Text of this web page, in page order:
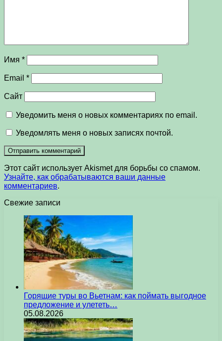
Имя *
Email *
Сайт
Уведомить меня о новых комментариях по email.
Уведомлять меня о новых записях почтой.
Этот сайт использует Akismet для борьбы со спамом.
Узнайте, как обрабатываются ваши данные
комментариев.
Свежие записи
Горящие туры во Вьетнам: как поймать выгодное
предложение и улететь…
05.08.2026